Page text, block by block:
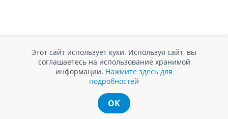
ПОТРЕБИТЕЛЕЙ
Агентство по защите прав
Обратная связь
Покупка в кредит
Нам не всё равно!
Обмен и возврат
Вопросы и ответы
Сервисный центр
Сервис ECOSOFT
Этот сайт использует куки. Используя сайт, вы
соглашаетесь на использование хранимой
информации. Нажмите здесь для
подробностей
OK